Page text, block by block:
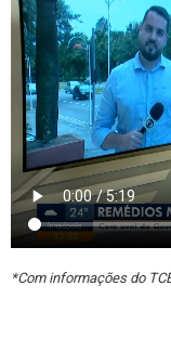
*Com informações do